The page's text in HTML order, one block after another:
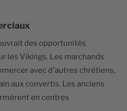
des opportunités
les Vikings. Les marchands
avec d'autres chrétiens,
aux convertis. Les anciens
en centres